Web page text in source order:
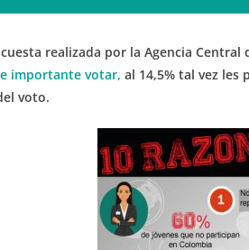
realizada por la Agencia Central
importante votar, al 14,5% tal vez
voto.